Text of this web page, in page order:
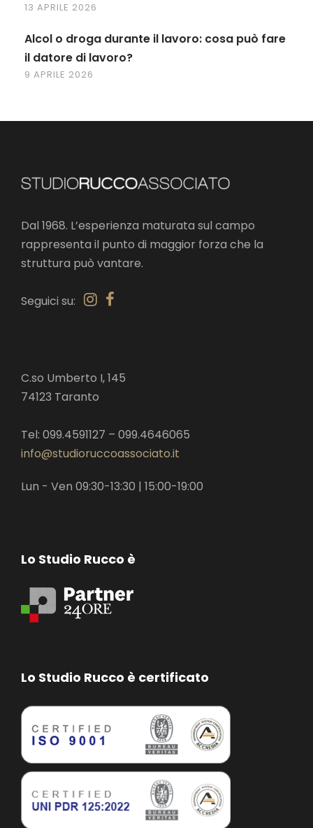
13 APRILE 2026
Alcol o droga durante il lavoro: cosa può fare
il datore di lavoro?
9 APRILE 2026
Dal 1968. L’esperienza maturata sul campo
rappresenta il punto di maggior forza che la
struttura può vantare.
Seguici su:
C.so Umberto I, 145
74123 Taranto
Tel: 099.4591127 – 099.4646065
info@studioruccoassociato.it
Lun - Ven 09:30-13:30 | 15:00-19:00
Lo Studio Rucco è
Lo Studio Rucco è certificato